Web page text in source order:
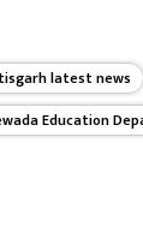
latest news
Education